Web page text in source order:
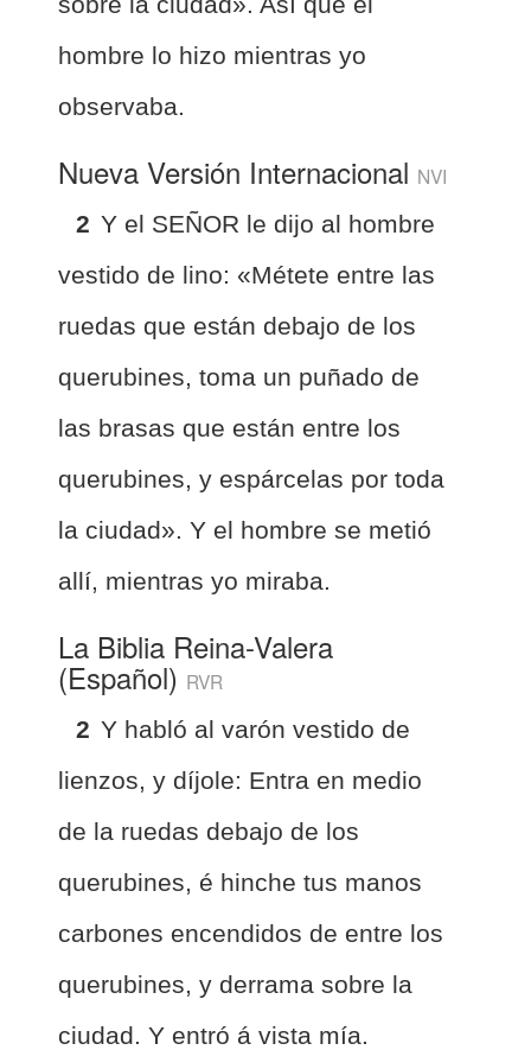
hombre lo hizo mientras yo
observaba.
Nueva Versión Internacional NVI
2 Y el SEÑOR le dijo al hombre
vestido de lino: «Métete entre las
ruedas que están debajo de los
querubines, toma un puñado de
las brasas que están entre los
querubines, y espárcelas por toda
la ciudad». Y el hombre se metió
allí, mientras yo miraba.
La Biblia Reina-Valera
(Español) RVR
2 Y habló al varón vestido de
lienzos, y díjole: Entra en medio
de la ruedas debajo de los
querubines, é hinche tus manos
carbones encendidos de entre los
querubines, y derrama sobre la
ciudad. Y entró á vista mía.